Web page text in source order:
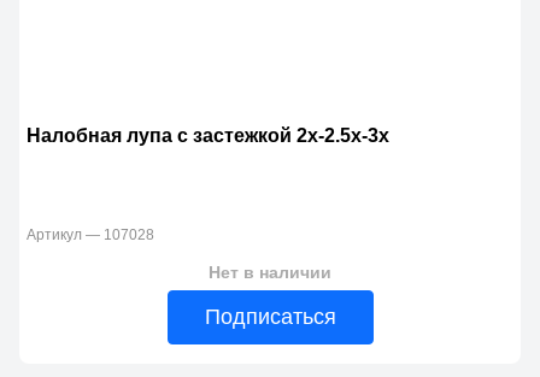
Налобная лупа с застежкой 2х-2.5х-3х
Артикул — 107028
Нет в наличии
Подписаться